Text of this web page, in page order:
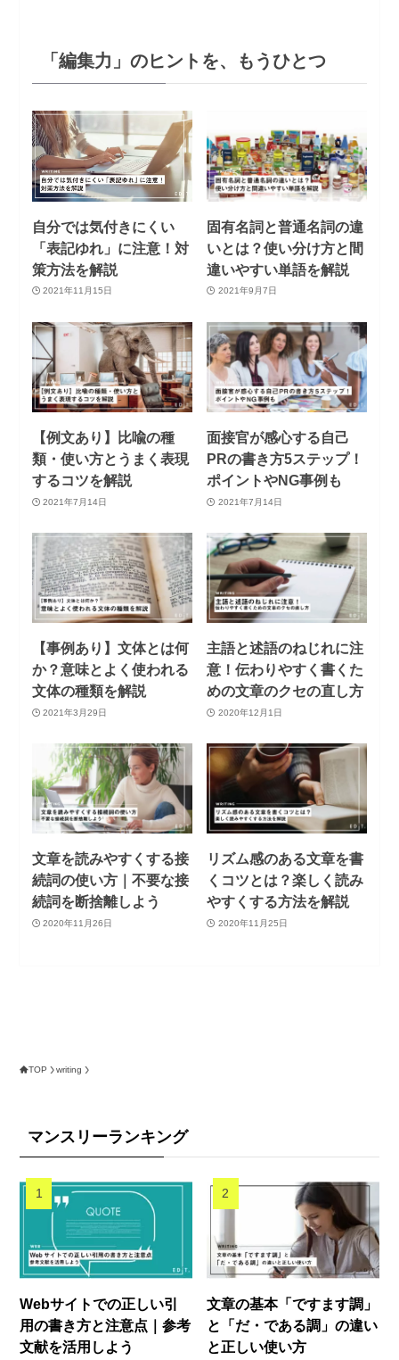
「編集力」のヒントを、もうひとつ
自分では気付きにくい
「表記ゆれ」に注意！対
策方法を解説
2021年11月15日
固有名詞と普通名詞の違
いとは？使い分け方と間
違いやすい単語を解説
2021年9月7日
【例文あり】比喩の種
類・使い方とうまく表現
するコツを解説
2021年7月14日
面接官が感心する自己
PRの書き方5ステップ！
ポイントやNG事例も
2021年7月14日
【事例あり】文体とは何
か？意味とよく使われる
文体の種類を解説
2021年3月29日
主語と述語のねじれに注
意！伝わりやすく書くた
めの文章のクセの直し方
2020年12月1日
文章を読みやすくする接
続詞の使い方｜不要な接
続詞を断捨離しよう
2020年11月26日
リズム感のある文章を書
くコツとは？楽しく読み
やすくする方法を解説
2020年11月25日
TOP writing
マンスリーランキング
Webサイトでの正しい引
用の書き方と注意点｜参考
文献を活用しよう
文章の基本「ですます調」
と「だ・である調」の違い
と正しい使い方